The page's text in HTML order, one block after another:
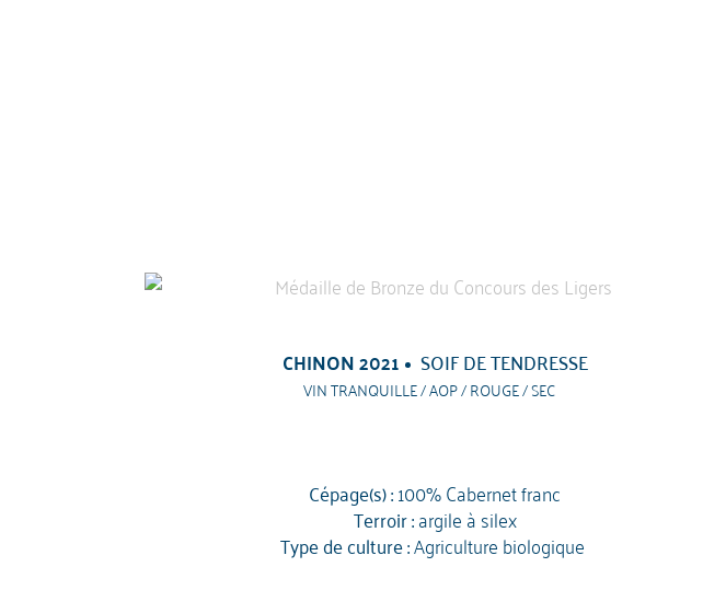
CHINON 2021 SOIF DE TENDRESSE
VIN TRANQUILLE / AOP / ROUGE / SEC
Cépage(s) :100% Cabernet franc
Terroir :argile à silex
Type de culture :Agriculture biologique